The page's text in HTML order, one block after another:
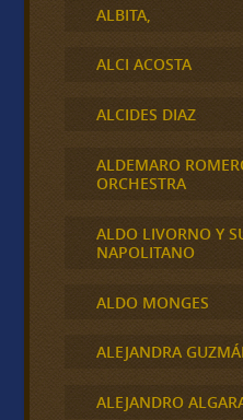
ALBITA,
ALCI ACOSTA
ALCIDES DIAZ
ALDEMARO
ORCHESTRA
ALDO LIVORNO Y
NAPOLITANO
ALDO MONGES
ALEJANDRA
ALEJANDRO